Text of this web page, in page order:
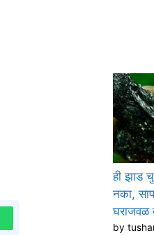
ही झाड
नका,
घराजवळ
by